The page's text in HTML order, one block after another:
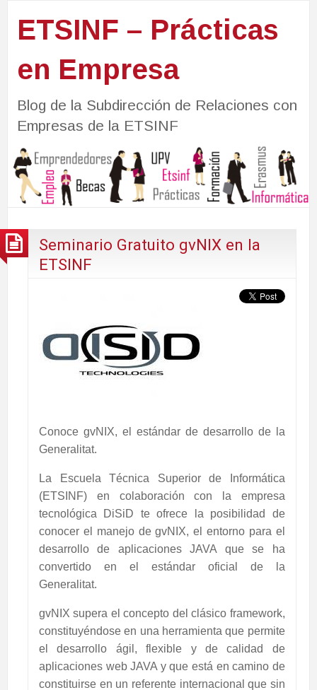
ETSINF – Prácticas
en Empresa
Blog de la Subdirección de Relaciones con
Empresas de la ETSINF
Seminario Gratuito gvNIX en la
ETSINF
Conoce gvNIX, el estándar de desarrollo de la
Generalitat.
La Escuela Técnica Superior de Informática
(ETSINF) en colaboración con la empresa
tecnológica DiSiD te ofrece la posibilidad de
conocer el manejo de gvNIX, el entorno para el
desarrollo de aplicaciones JAVA que se ha
convertido en el estándar oficial de la
Generalitat.
gvNIX supera el concepto del clásico framework,
constituyéndose en una herramienta que permite
el desarrollo ágil, flexible y de calidad de
aplicaciones web JAVA y que está en camino de
constituirse en un referente internacional que sin